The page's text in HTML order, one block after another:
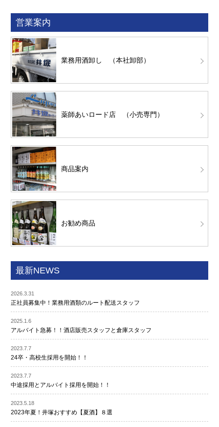
営業案内
業務用酒卸し （本社卸部）
薬師あいロード店 （小売専門）
商品案内
お勧め商品
最新NEWS
2026.3.31
正社員募集中！業務用酒類のルート配送スタッフ
2025.1.6
アルバイト急募！！酒店販売スタッフと倉庫スタッフ
2023.7.7
24卒・高校生採用を開始！！
2023.7.7
中途採用とアルバイト採用を開始！！
2023.5.18
2023年夏！井塚おすすめ【夏酒】８選